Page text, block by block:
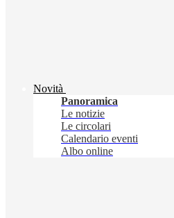
Novità
Panoramica
Le notizie
Le circolari
Calendario eventi
Albo online